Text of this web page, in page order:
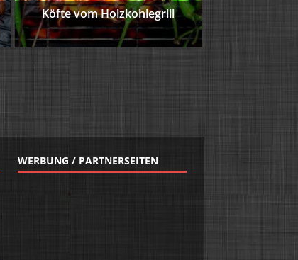
Köfte vom Holzkohlegrill
WERBUNG / PARTNERSEITEN